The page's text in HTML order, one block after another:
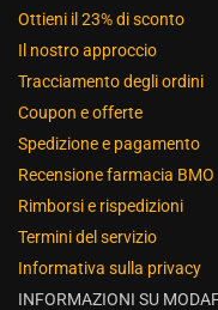
Ottieni il 23% di sconto
Il nostro approccio
Tracciamento degli ordini
Coupon e offerte
Spedizione e pagamento
Recensione farmacia BMO
Rimborsi e rispedizioni
Termini del servizio
Informativa sulla privacy
INFORMAZIONI SU